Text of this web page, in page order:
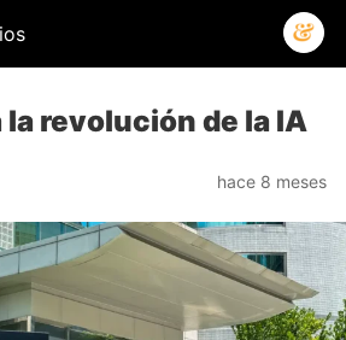
la revolución de la IA
hace 8 meses